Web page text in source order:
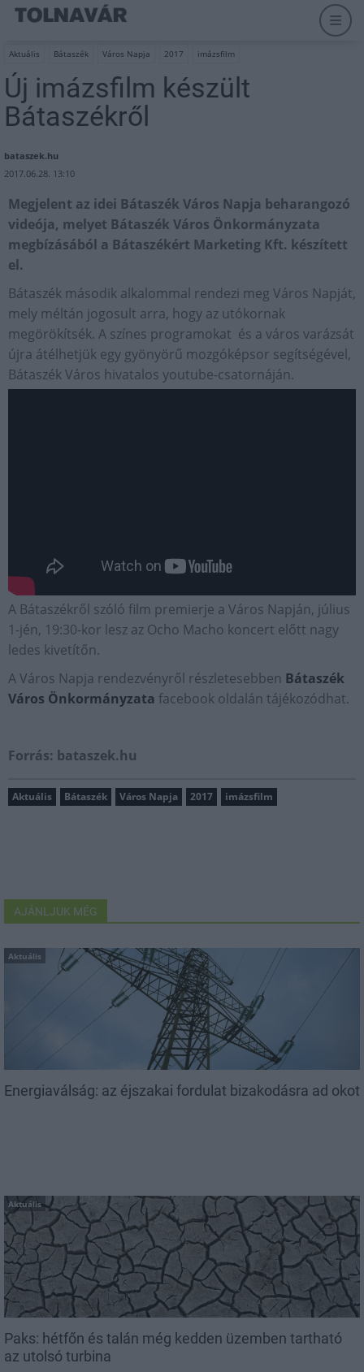
Aktuális Bátaszék Város Napja 2017 imázsfilm
Új imázsfilm készült
Bátaszékről
bataszek.hu
2017.06.28. 13:10
Megjelent az idei Bátaszék Város Napja beharangozó
videója, melyet Bátaszék Város Önkormányzata
megbízásából a Bátaszékért Marketing Kft. készített
el.
Bátaszék második alkalommal rendezi meg Város Napját,
mely méltán jogosult arra, hogy az utókornak
megörökítsék. A színes programokat és a város varázsát
újra átélhetjük egy gyönyörű mozgóképsor segítségével,
Bátaszék Város hivatalos youtube-csatornáján.
A Bátaszékről szóló film premierje a Város Napján, július
1-jén, 19:30-kor lesz az Ocho Macho koncert előtt nagy
ledes kivetítőn.
A Város Napja rendezvényről részletesebben Bátaszék
Város Önkormányzata facebook oldalán tájékozódhat.
Forrás: bataszek.hu
Aktuális Bátaszék Város Napja 2017 imázsfilm
AJÁNLJUK MÉG
Aktuális
Energiaválság: az éjszakai fordulat bizakodásra ad okot
Aktuális
Paks: hétfőn és talán még kedden üzemben tartható
az utolsó turbina